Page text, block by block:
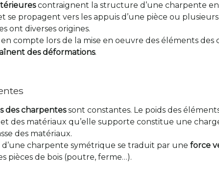
contraignent la structure d’une charpente en
se propagent vers les appuis d’une pièce ou
ont diverses origines.
en compte lors de la mise en oeuvre des éléments
des déformations.
des charpentessont constantes. Le poids des
des matériaux qu’elle supporte constitue une
des matériaux.
charpente symétrique se traduit par une force
pièces de bois (poutre, ferme…).